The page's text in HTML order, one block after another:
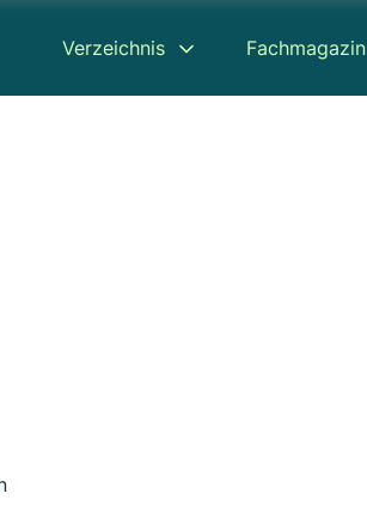
Verzeichnis Fachmagazin